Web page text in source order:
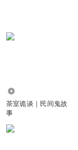
茶室诡谈｜民间鬼故
事